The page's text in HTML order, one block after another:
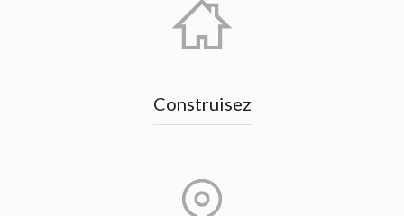
Construisez